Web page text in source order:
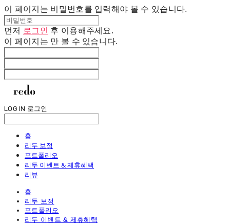
이 페이지는 비밀번호를 입력해야 볼 수 있습니다.
먼저 로그인 후 이용해주세요.
이 페이지는 만 볼 수 있습니다.
LOG IN 로그인
홈
리두 보정
포트폴리오
리두 이벤트 & 제휴혜택
리뷰
홈
리두 보정
포트폴리오
리두 이벤트 & 제휴혜택